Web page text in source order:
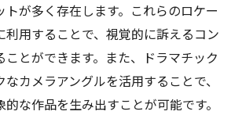
トが多く存在します。これらのロケー
利用することで、視覚的に訴えるコン
ことができます。また、ドラマチック
カメラアングルを活用することで、
な作品を生み出すことが可能です。